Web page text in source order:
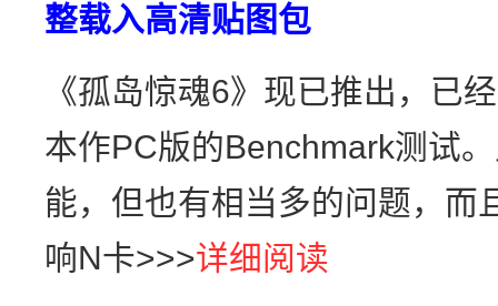
整载入高清贴图包
《孤岛惊魂6》现已推出，已
本作PC版的Benchmark测试
能，但也有相当多的问题，而
响N卡>>>详细阅读